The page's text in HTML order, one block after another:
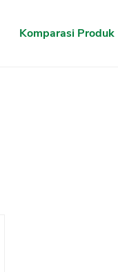
Komparasi Produk